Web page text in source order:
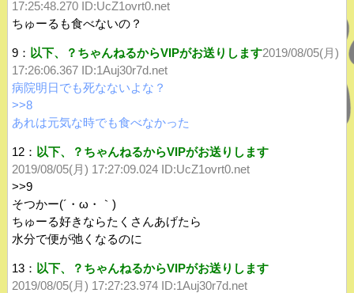
17:25:48.270 ID:UcZ1ovrt0.net
ちゅーるも食べないの？
9： 以下、？ちゃんねるからVIPがお送りします2019/08/05(月)
17:26:06.367 ID:1Auj30r7d.net
病院明日でも死なないよな？
>>8
あれは元気な時でも食べなかった
12： 以下、？ちゃんねるからVIPがお送りします
2019/08/05(月) 17:27:09.024 ID:UcZ1ovrt0.net
>>9
そつかー(´・ω・｀)
ちゅーる好きならたくさんあげたら
水分で便が弛くなるのに
13： 以下、？ちゃんねるからVIPがお送りします
2019/08/05(月) 17:27:23.974 ID:1Auj30r7d.net